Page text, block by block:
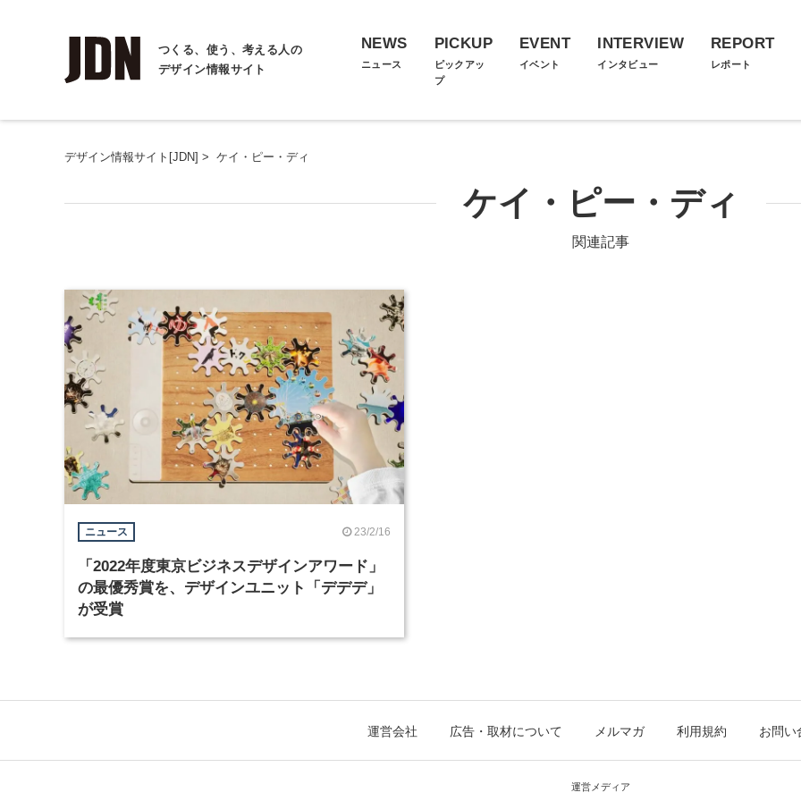
つくる、使う、考える人の
デザイン情報サイト
NEWS
ニュース
PICKUP
ピックアッ
プ
EVENT
イベント
INTERVIEW
インタビュー
REPORT
レポート
デザイン情報サイト[JDN] > ケイ・ピー・ディ
ケイ・ピー・ディ
関連記事
ニュース 23/2/16
「2022年度東京ビジネスデザインアワード」
の最優秀賞を、デザインユニット「デデデ」
が受賞
運営会社 広告・取材について メルマガ 利用規約 お問い
運営メディア